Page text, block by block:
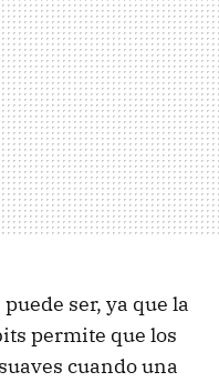
ser, ya que la
permite que los
cuando una